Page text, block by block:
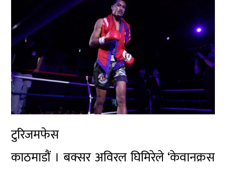
टुरिजमफेस
काठमाडौं । बक्सर अविरल घिमिरेले ‘केवानक्रस